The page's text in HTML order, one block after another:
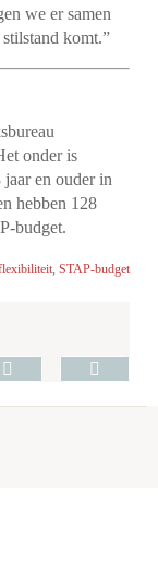
we er samen
komt.”
onder is
en ouder in
hebben 128
budget.
, STAP-budget